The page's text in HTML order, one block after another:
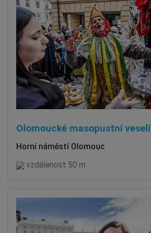
Olomoucké masopustní veselí
Horní náměstí Olomouc
vzdálenost 50 m